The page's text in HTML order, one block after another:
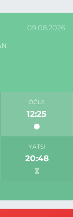
09.08.2026
ÖĞLE
12:25
YATSI
20:48